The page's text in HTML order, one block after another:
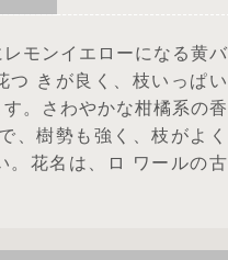
モンイエローになる黄バ
つ きが良く、枝いっぱい
。さわやかな柑橘系の香
、樹勢も強く、枝がよく
。花名は、ロ ワールの古